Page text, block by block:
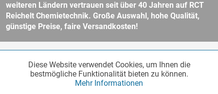
weiteren Ländern vertrauen seit über 40 Jahren auf RCT
Reichelt Chemietechnik. Große Auswahl, hohe Qualität,
günstige Preise, faire Versandkosten!
und ggf. Nachnahmegebühren, wenn nicht anders beschrieben.
Unser Webshop richtet sich an Unternehmer, öffentliche Institute und
andere gewerbliche Kunden im Sinne des § 14 BGB. Kein Verkauf an
Funktionale Aktiv
Diese Website verwendet Cookies, um Ihnen die
bestmögliche Funktionalität bieten zu können.
Mehr Informationen